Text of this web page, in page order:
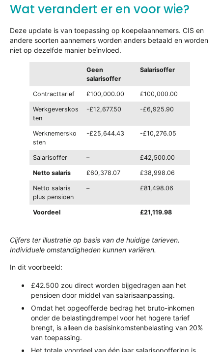
Wat verandert er en voor wie?
Deze update is van toepassing op koepelaannemers. CIS en
andere soorten aannemers worden anders betaald en worden
niet op dezelfde manier beïnvloed.
Geen
salarisoffer
Salarisoffer
Contracttarief £100,000.00 £100,000.00
Werkgeverskos
ten
-£12,677.50 -£6,925.90
Werknemersko
sten
-£25,644.43 -£10,276.05
Salarisoffer – £42,500.00
Netto salaris £60,378.07 £38,998.06
Netto salaris
plus pensioen
– £81,498.06
Voordeel £21,119.98
Cijfers ter illustratie op basis van de huidige tarieven.
Individuele omstandigheden kunnen variëren.
In dit voorbeeld:
£42.500 zou direct worden bijgedragen aan het
pensioen door middel van salarisaanpassing.
Omdat het opgeofferde bedrag het bruto-inkomen
onder de belastingdrempel voor het hogere tarief
brengt, is alleen de basisinkomstenbelasting van 20%
van toepassing.